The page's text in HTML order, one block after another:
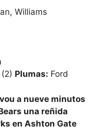
Williams
Plumas: Ford
a nueve minutos
una reñida
en Ashton Gate